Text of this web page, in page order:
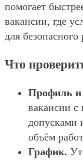
помогает
вакансии, где
для
Что
Профиль и
вакансии
допусками
объём
График.